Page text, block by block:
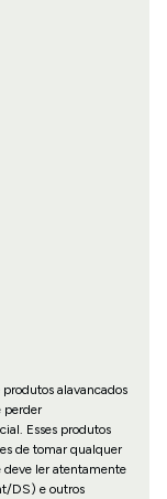
alavancados
perder
Esses produtos
de tomar qualquer
deve ler atentamente
DS) e outros